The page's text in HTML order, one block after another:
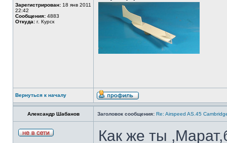
Зарегистрирован: 18 янв 2011
22:42
Сообщения: 4883
Откуда: г. Курск
Вернуться к началу
Александр Шабанов Заголовок сообщения: Re: Airspeed AS.45
Как же ты